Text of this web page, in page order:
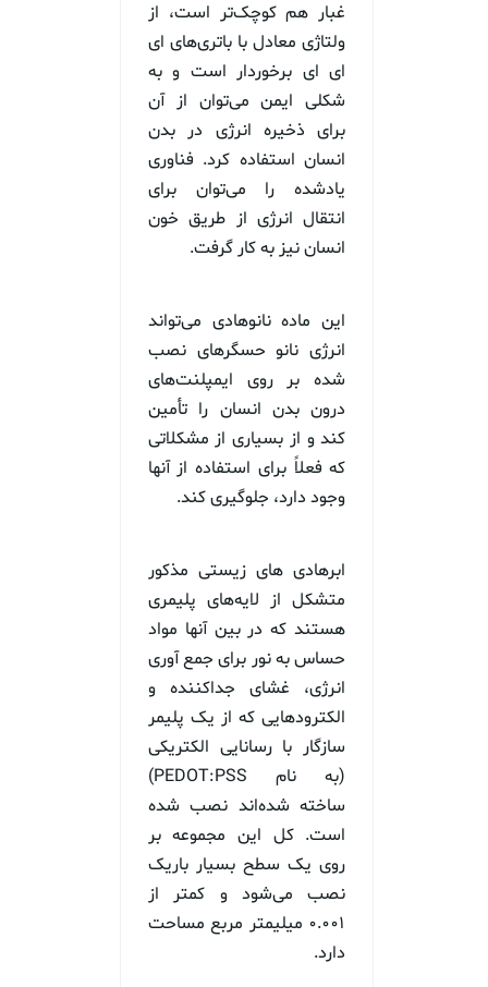
غبار هم کوچک‌تر است، از
ولتاژی معادل با باتری‌های ای
ای ای برخوردار است و به
شکلی ایمن می‌توان از آن
برای ذخیره انرژی در بدن
انسان استفاده کرد. فناوری
یادشده را می‌توان برای
انتقال انرژی از طریق خون
انسان نیز به کار گرفت.
این ماده نانوهادی می‌تواند
انرژی نانو حسگرهای نصب
شده بر روی ایمپلنت‌های
درون بدن انسان را تأمین
کند و از بسیاری از مشکلاتی
که فعلاً برای استفاده از آنها
وجود دارد، جلوگیری کند.
ابرهادی های زیستی مذکور
متشکل از لایه‌های پلیمری
هستند که در بین آنها مواد
حساس به نور برای جمع آوری
انرژی، غشای جداکننده و
الکترودهایی که از یک پلیمر
سازگار با رسانایی الکتریکی
(به نام PEDOT:PSS)
ساخته شده‌اند نصب شده
است. کل این مجموعه بر
روی یک سطح بسیار باریک
نصب می‌شود و کمتر از
۰.۰۰۱ میلیمتر مربع مساحت
دارد.